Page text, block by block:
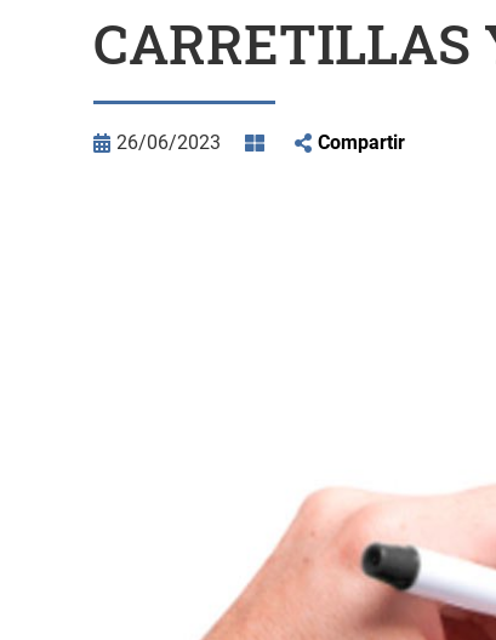
CARRETILLAS
26/06/2023 Compartir